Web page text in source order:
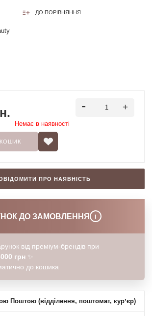
ДО ПОРІВНЯННЯ
Немає в наявностi
ПРО НАЯВНІСТЬ
ДО ЗАМОВЛЕННЯ i
від преміум-брендів при
грн ✨
до кошика
Поштою (відділення, поштомат, курʼєр)